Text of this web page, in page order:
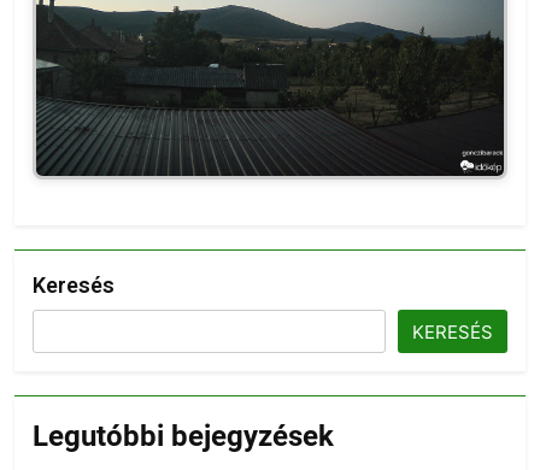
Keresés
KERESÉS
Legutóbbi bejegyzések